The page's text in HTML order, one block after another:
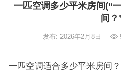
一匹空调多少平米房间(“
间？
发布: 2026年2月8日
一匹空调适合多少平米房间？